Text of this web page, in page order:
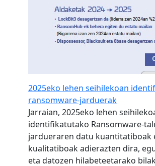
2025eko lehen seihilekoan
ransomware-jarduerak
Jarraian, 2025eko lehen
identifikatutako Ransomware-
jardueraren datu kuantitatiboak
kualitatiboak adierazten dira,
eta datozen hilabeteetarako